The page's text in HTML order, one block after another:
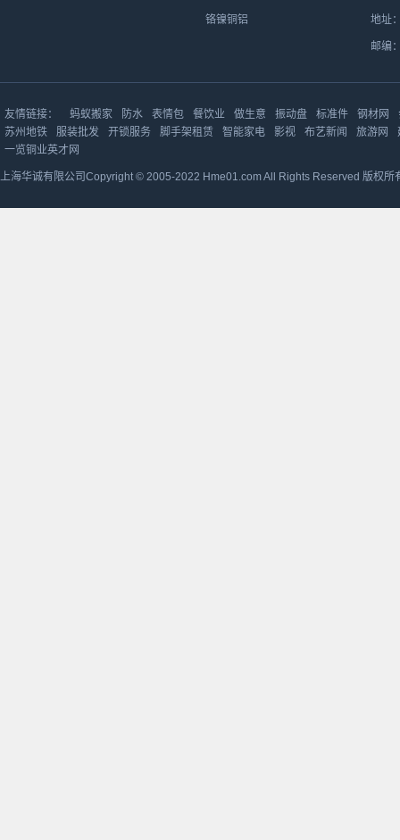
铬镍铜铝 地址
邮编
友情链接： 蚂蚁搬家 防水 表情包 餐饮业 做生意 振动盘 标准件 钢材网
苏州地铁
服装批发 开锁服务 脚手架租赁 智能家电 影视 布艺新闻 旅游网
一览铜业英才网
上海华诚有限公司Copyright © 2005-2022 Hme01.com All Rights Reserved 版权所